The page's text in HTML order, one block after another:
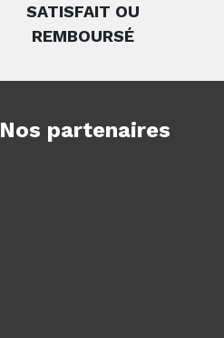
SATISFAIT OU
REMBOURSÉ
Nos partenaires